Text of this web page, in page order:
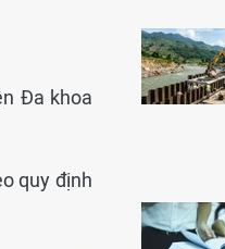
Đa khoa
quy định